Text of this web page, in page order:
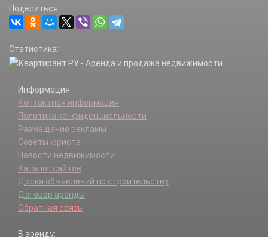
Поделиться:
Статистика:
Информация:
Контактная информация
Политика конфиденциальности
Размещение рекламы
Советы юриста
Новости недвижимости
Каталог сайтов
Доска объявлений по строительству
Договор аренды
Обратная связь
В аренду: